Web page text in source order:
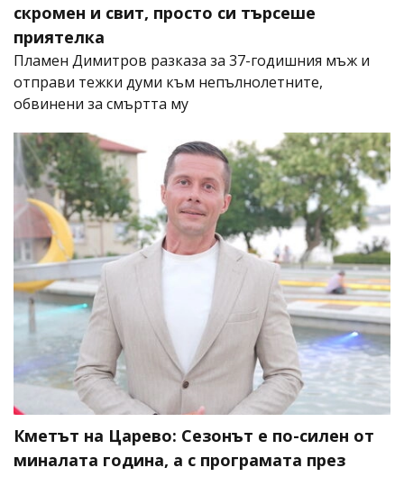
скромен и свит, просто си търсеше
приятелка
Пламен Димитров разказа за 37-годишния мъж и
отправи тежки думи към непълнолетните,
обвинени за смъртта му
Кметът на Царево: Сезонът е по-силен от
миналата година, а с програмата през